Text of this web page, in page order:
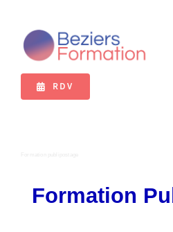
contenu
RDV
Formation